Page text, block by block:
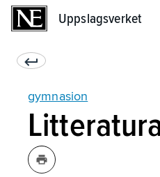
Uppslagsverket
gymnasion